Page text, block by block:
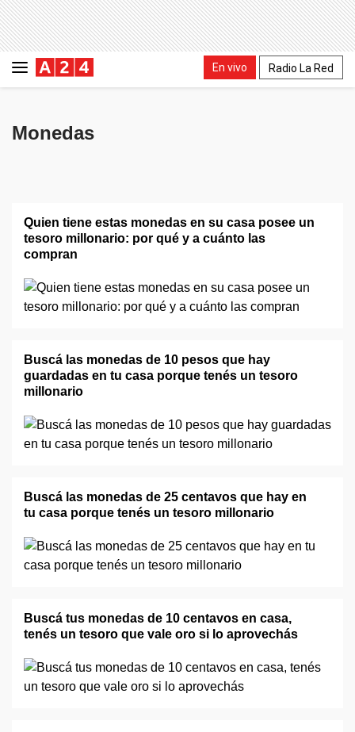
En vivo Radio La Red
Monedas
Quien tiene estas monedas en su casa posee un
tesoro millonario: por qué y a cuánto las
compran
Buscá las monedas de 10 pesos que hay
guardadas en tu casa porque tenés un tesoro
millonario
Buscá las monedas de 25 centavos que hay en
tu casa porque tenés un tesoro millonario
Buscá tus monedas de 10 centavos en casa,
tenés un tesoro que vale oro si lo aprovechás